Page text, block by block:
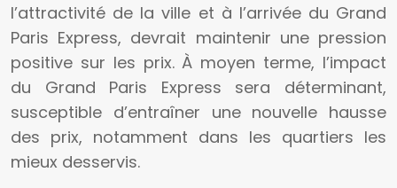
l’attractivité de la ville et à l’arrivée du Grand
Paris Express, devrait maintenir une pression
positive sur les prix. À moyen terme, l’impact
du Grand Paris Express sera déterminant,
susceptible d’entraîner une nouvelle hausse
des prix, notamment dans les quartiers les
mieux desservis.